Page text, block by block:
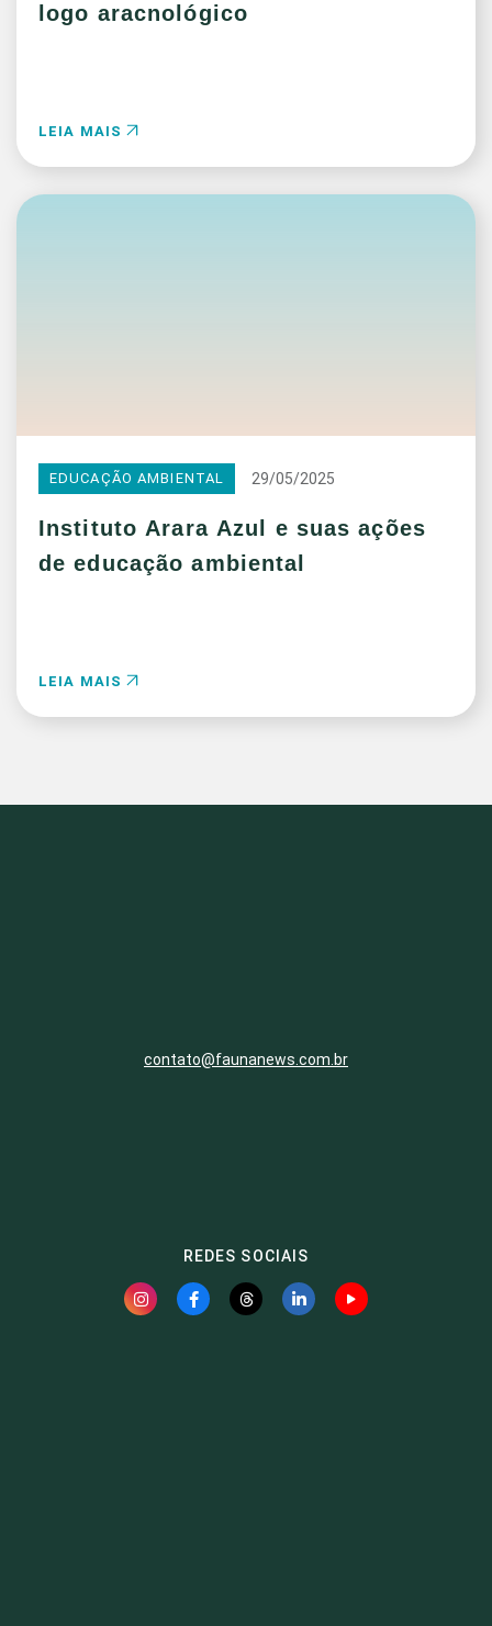
logo aracnológico
LEIA MAIS
EDUCAÇÃO AMBIENTAL 29/05/2025
Instituto Arara Azul e suas ações
de educação ambiental
LEIA MAIS
contato@faunanews.com.br
REDES SOCIAIS